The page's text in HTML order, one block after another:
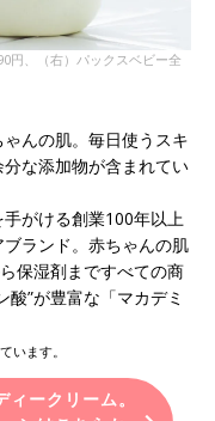
円、（右）パックスベビー全
んの肌。毎日使うスキ
な添加物が含まれてい
手がける創業100年以上
ランド。赤ちゃんの肌
保湿剤まですべての商
”が豊富な「マカデミ
います。
ークリーム。